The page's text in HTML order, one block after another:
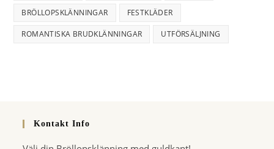
BRÖLLOPSKLÄNNINGAR FESTKLÄDER
ROMANTISKA BRUDKLÄNNINGAR UTFÖRSÄLJNING
Kontakt Info